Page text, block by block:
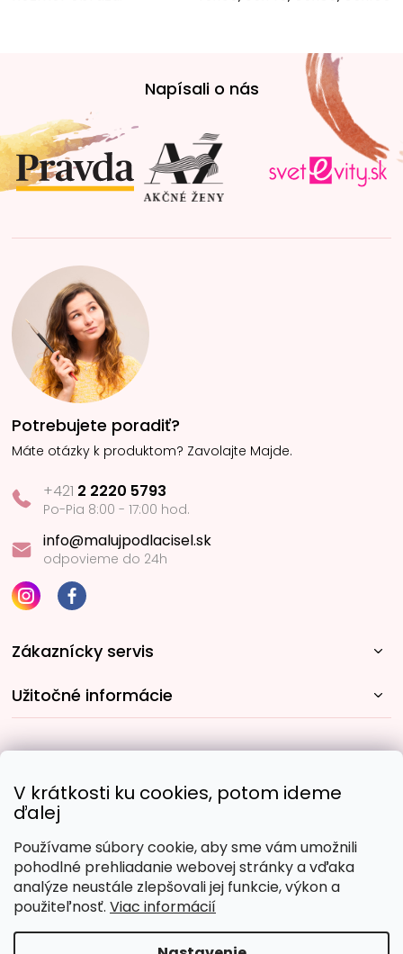
V krátkosti ku cookies, potom ideme
ďalej
Používame súbory cookie, aby sme vám umožnili
pohodlné prehliadanie webovej stránky a vďaka
analýze neustále zlepšovali jej funkcie, výkon a
použiteľnosť. Viac informácií
t
i
e
Napísali o nás
Potrebujete poradiť?
Máte otázky k produktom? Zavolajte Majde.
+421 2 2220 5793
Po-Pia 8:00 - 17:00 hod.
info@malujpodlacisel.sk
odpovieme do 24h
Zákaznícky servis
Užitočné informácie
Obľúbené spôsoby platby: